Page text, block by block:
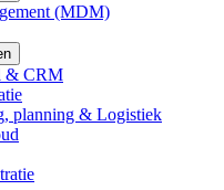
(MDM)
& CRM
planning & Logistiek